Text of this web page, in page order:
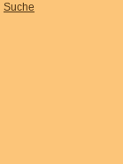
Suche